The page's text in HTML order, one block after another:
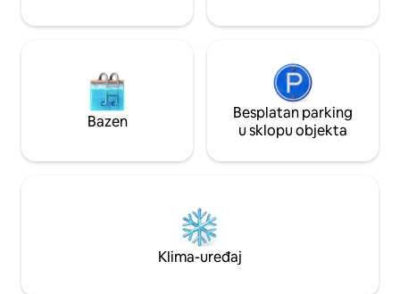
Bazen
Besplatan parking
u sklopu objekta
Klima-uređaj